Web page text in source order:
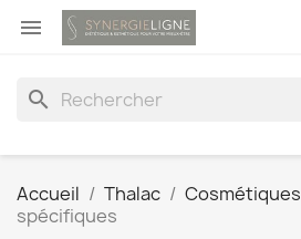

search
Accueil Thalac Cosmétiques
spécifiques